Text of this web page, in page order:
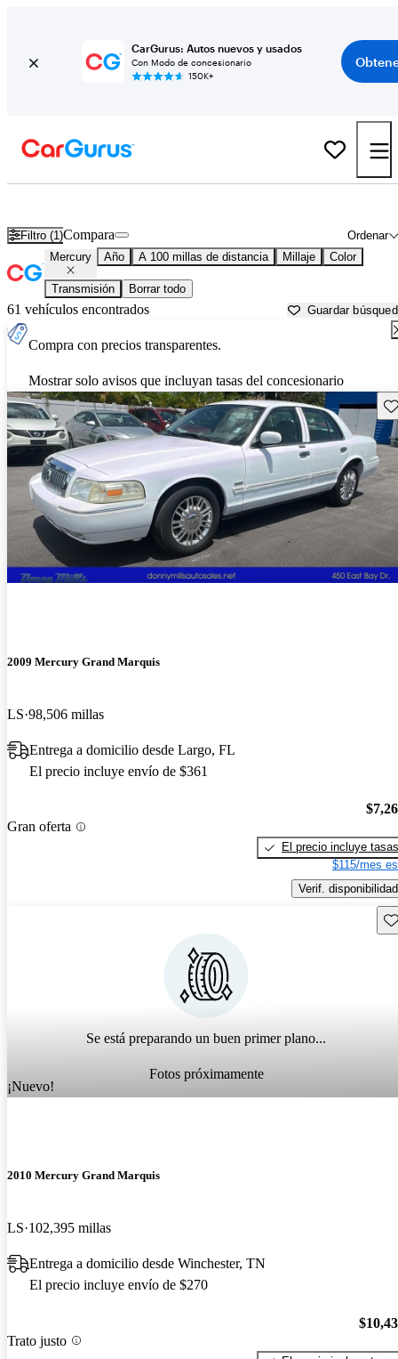
CarGurus: Autos nuevos y usados
Con Modo de concesionario
150K+
Filtro (1) Ordenar
Compara
Mercury Año A 100 millas de distancia Millaje Color
Transmisión Borrar todo
61 vehículos encontrados Guardar
Compra con precios transparentes.
Mostrar solo avisos que incluyan tasas del concesionario
2009 Mercury Grand Marquis
LS 98,506 millas
Entrega a domicilio desde Largo, FL
El precio incluye envío de $361
Gran oferta
El precio incluye tasas
$115/mes
Verif. disponibilidad
Se está preparando un buen primer plano...
Fotos próximamente
¡Nuevo!
2010 Mercury Grand Marquis
LS 102,395 millas
Entrega a domicilio desde Winchester, TN
El precio incluye envío de $270
Trato justo